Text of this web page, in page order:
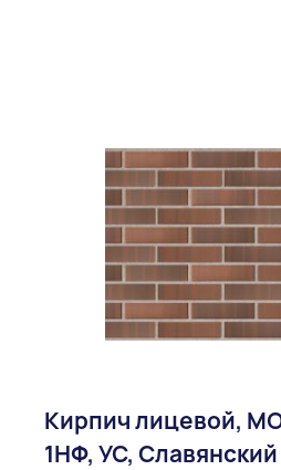
Кирпич лицевой,
1НФ, УС,